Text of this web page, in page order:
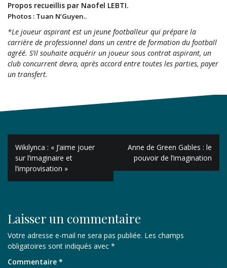
Propos recueillis par Naofel LEBTI.
Photos : Tuan N’Guyen..
*Le joueur aspirant est un jeune footballeur qui prépare la
carrière de professionnel dans un centre de formation du football
agréé. S’il souhaite acquérir un joueur sous contrat aspirant, un
club concurrent devra, après accord entre toutes les parties, payer
un transfert.
Navigation
de
l’article
Wikilynca : « J’aime jouer
sur l’imaginaire et
l’improvisation »
Anne de Green Gables : le
pouvoir de l’imagination
Laisser un commentaire
Votre adresse e-mail ne sera pas publiée. Les champs
obligatoires sont indiqués avec *
Commentaire *